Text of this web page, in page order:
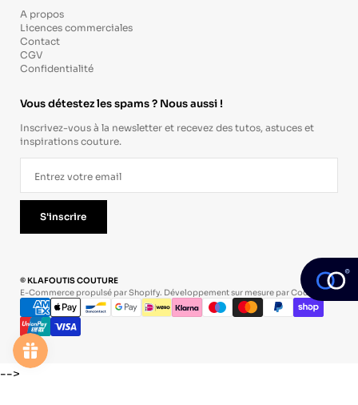
A propos
Licences commerciales
Contact
CGV
Confidentialité
Vous détestez les spams ? Nous aussi !
Inscrivez-vous à la newsletter et recevez des tutos, astuces et
inspirations couture.
S'inscrire
© KLAFOUTIS COUTURE
E-Commerce propulsé par Shopify. Développement sur mesure parCodevo.
-->